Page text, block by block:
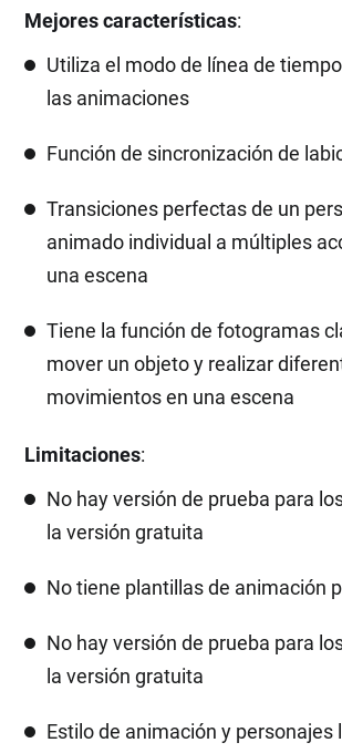
Mejores características:
Utiliza el modo de línea de
las animaciones
Función de sincronización de
Transiciones perfectas de un
animado individual a múltiples
una escena
Tiene la función de fotogramas
mover un objeto y realizar
movimientos en una escena
Limitaciones:
No hay versión de prueba para
la versión gratuita
No tiene plantillas de animación
No hay versión de prueba para
la versión gratuita
Estilo de animación y personajes